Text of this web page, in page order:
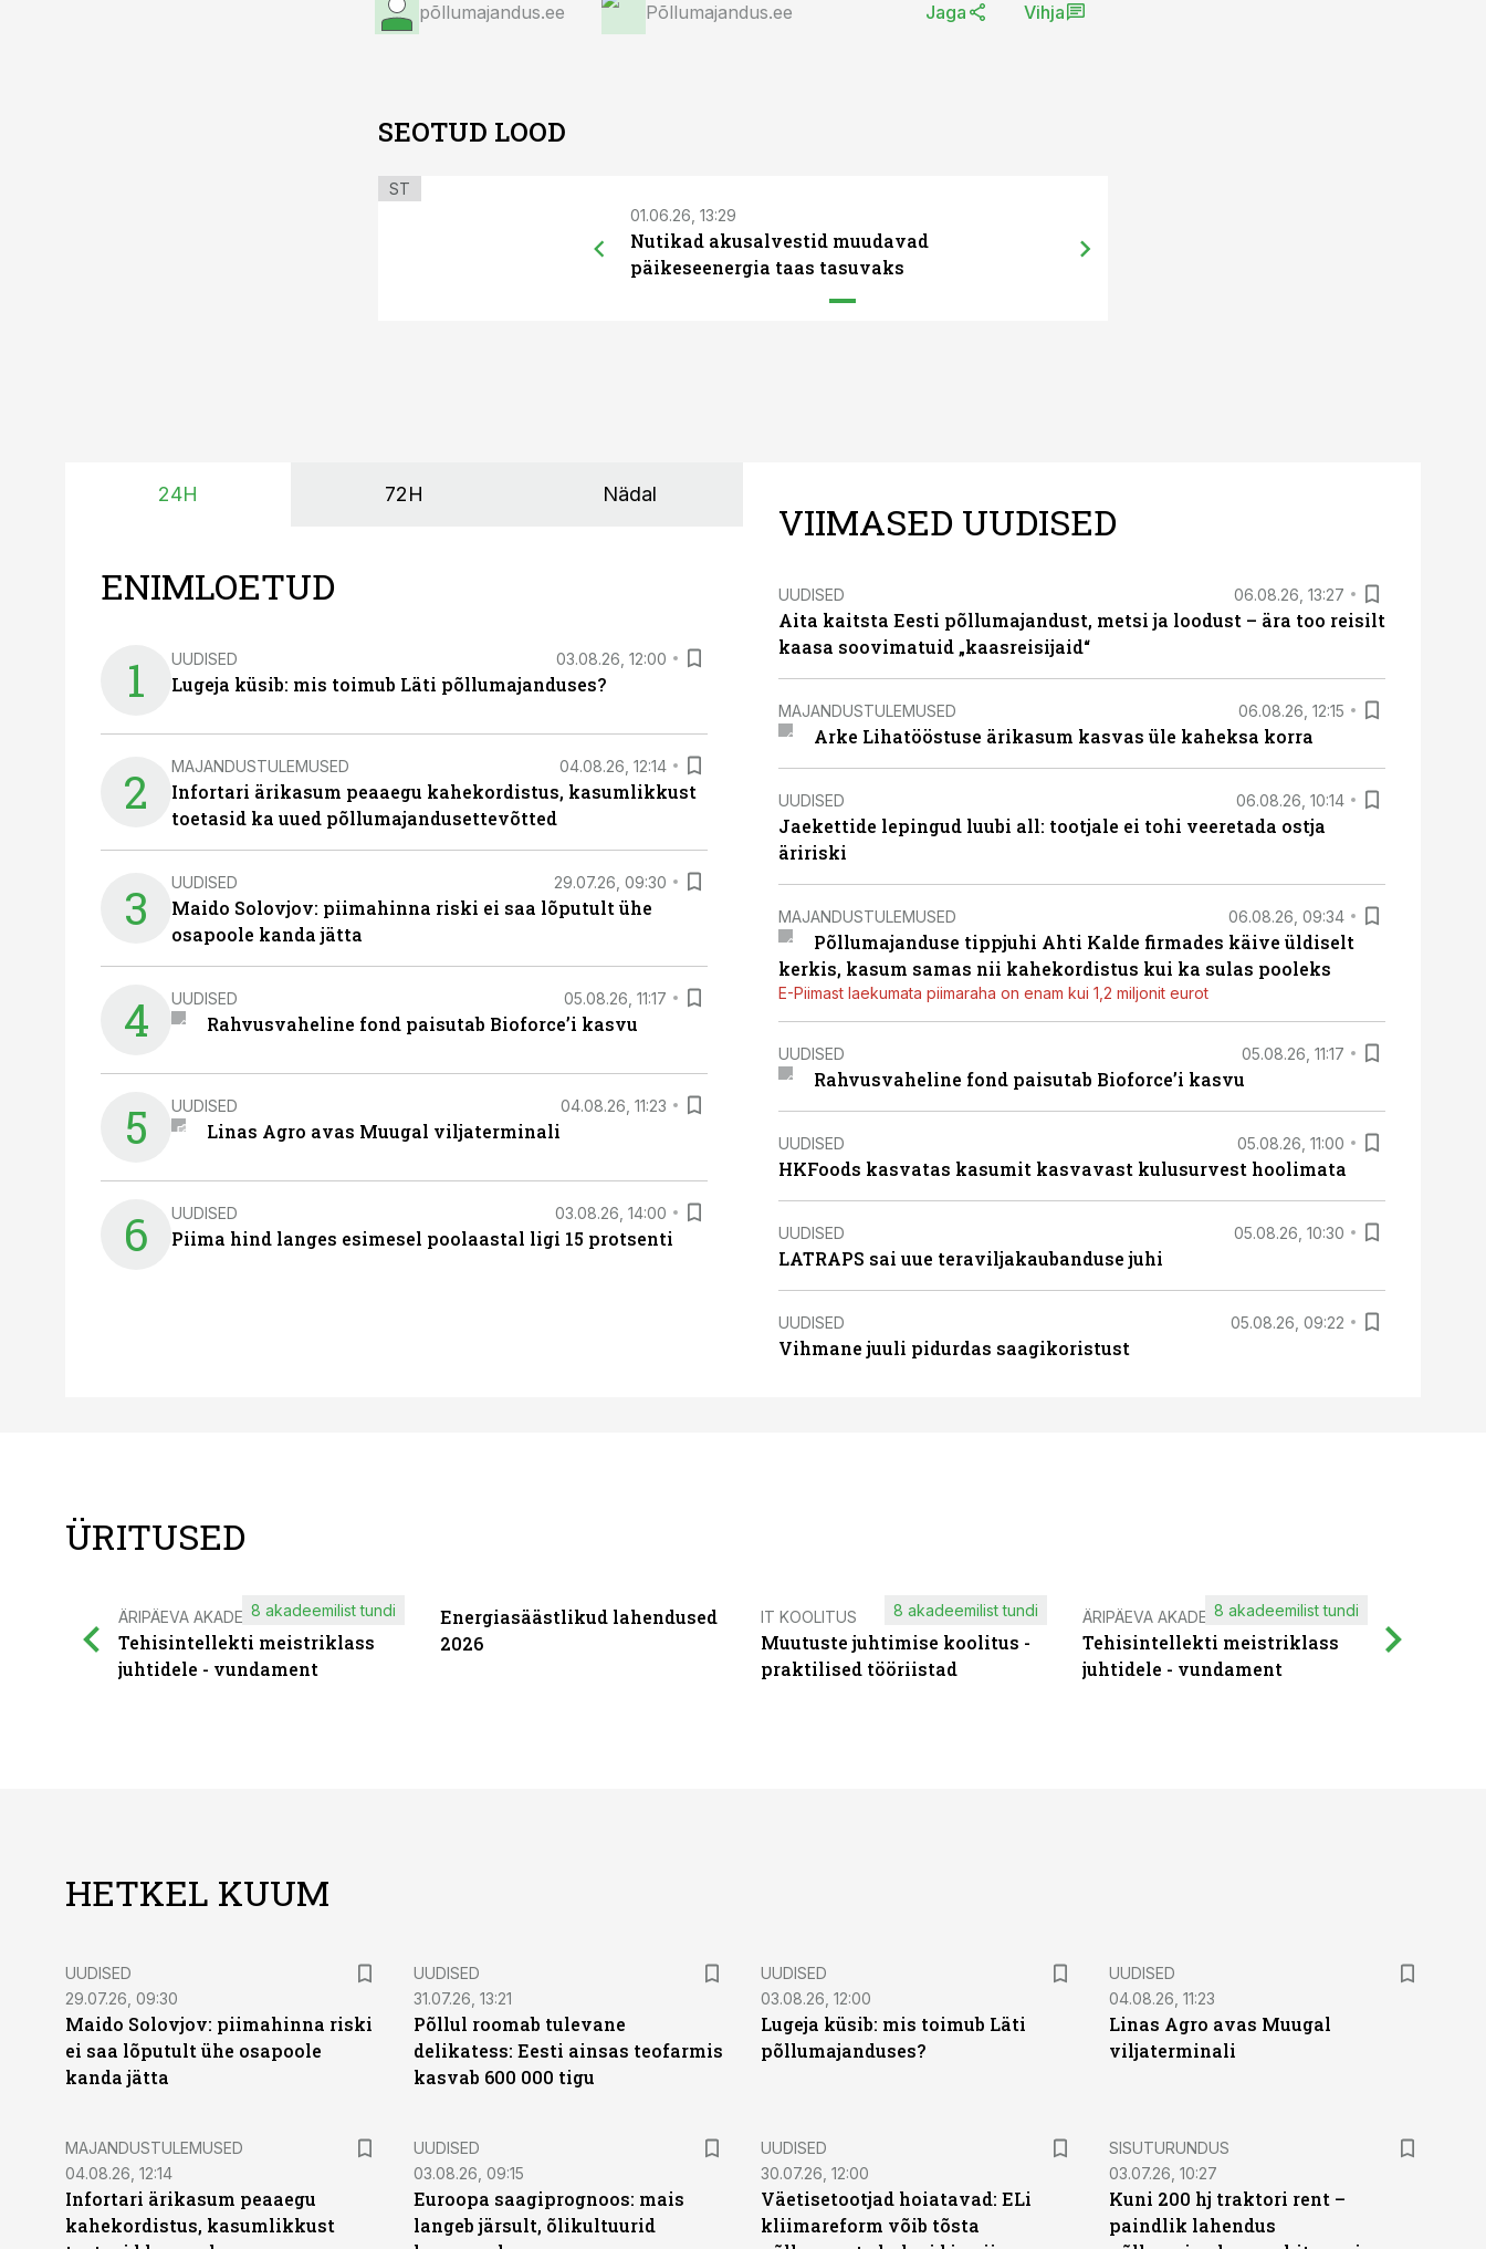
põllumajandus.ee Põllumajandus.ee Jaga Vihja
SEOTUD LOOD
ST
01.06.26, 13:29
Nutikad akusalvestid muudavad
päikeseenergia taas tasuvaks
24H 72H Nädal
ENIMLOETUD
1 UUDISED 03.08.26, 12:00
Lugeja küsib: mis toimub Läti põllumajanduses?
2 MAJANDUSTULEMUSED 04.08.26, 12:14
Infortari ärikasum peaaegu kahekordistus, kasumlikkust
toetasid ka uued põllumajandusettevõtted
3 UUDISED 29.07.26, 09:30
Maido Solovjov: piimahinna riski ei saa lõputult ühe
osapoole kanda jätta
4 UUDISED 05.08.26, 11:17
Rahvusvaheline fond paisutab Bioforce’i kasvu
5 UUDISED 04.08.26, 11:23
Linas Agro avas Muugal viljaterminali
6 UUDISED 03.08.26, 14:00
Piima hind langes esimesel poolaastal ligi 15 protsenti
VIIMASED UUDISED
UUDISED 06.08.26, 13:27
Aita kaitsta Eesti põllumajandust, metsi ja loodust – ära too reisilt
kaasa soovimatuid „kaasreisijaid“
MAJANDUSTULEMUSED 06.08.26, 12:15
Arke Lihatööstuse ärikasum kasvas üle kaheksa korra
UUDISED 06.08.26, 10:14
Jaekettide lepingud luubi all: tootjale ei tohi veeretada ostja
äririski
MAJANDUSTULEMUSED 06.08.26, 09:34
Põllumajanduse tippjuhi Ahti Kalde firmades käive üldiselt
kerkis, kasum samas nii kahekordistus kui ka sulas pooleks
E-Piimast laekumata piimaraha on enam kui 1,2 miljonit eurot
UUDISED 05.08.26, 11:17
Rahvusvaheline fond paisutab Bioforce’i kasvu
UUDISED 05.08.26, 11:00
HKFoods kasvatas kasumit kasvavast kulusurvest hoolimata
UUDISED 05.08.26, 10:30
LATRAPS sai uue teraviljakaubanduse juhi
UUDISED 05.08.26, 09:22
Vihmane juuli pidurdas saagikoristust
ÜRITUSED
ÄRIPÄEVA AKADEEMIA
Tehisintellekti meistriklass
juhtidele - vundament
8 akadeemilist tundi
Energiasäästlikud lahendused
2026
IT KOOLITUS
Muutuste juhtimise koolitus -
praktilised tööriistad
8 akadeemilist tundi ÄRIPÄEVA AKADEEMIA
Tehisintellekti meistriklass
juhtidele - vundament
8 akadeemilist tundi
HETKEL KUUM
UUDISED
29.07.26, 09:30
Maido Solovjov: piimahinna riski
ei saa lõputult ühe osapoole
kanda jätta
UUDISED
31.07.26, 13:21
Põllul roomab tulevane
delikatess: Eesti ainsas teofarmis
kasvab 600 000 tigu
UUDISED
03.08.26, 12:00
Lugeja küsib: mis toimub Läti
põllumajanduses?
UUDISED
04.08.26, 11:23
Linas Agro avas Muugal
viljaterminali
MAJANDUSTULEMUSED
04.08.26, 12:14
Infortari ärikasum peaaegu
kahekordistus, kasumlikkust
UUDISED
03.08.26, 09:15
Euroopa saagiprognoos: mais
langeb järsult, õlikultuurid
UUDISED
30.07.26, 12:00
Väetisetootjad hoiatavad: ELi
kliimareform võib tõsta
ST
SISUTURUNDUS
03.07.26, 10:27
Kuni 200 hj traktori rent –
paindlik lahendus